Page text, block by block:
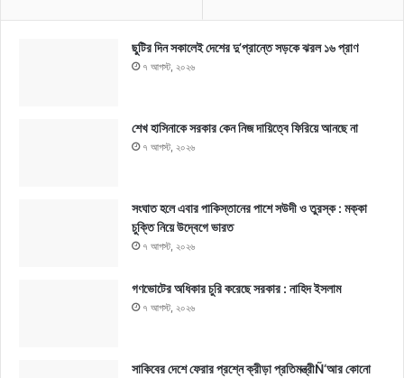
ছুটির দিন সকালেই দেশের দু’প্রান্তে সড়কে ঝরল ১৬ প্রাণ
৭ আগস্ট, ২০২৬
শেখ হাসিনাকে সরকার কেন নিজ দায়িত্বে ফিরিয়ে আনছে না
৭ আগস্ট, ২০২৬
সংঘাত হলে এবার পাকিস্তানের পাশে সউদী ও তুরস্ক : মক্কা
চুক্তি নিয়ে উদ্বেগে ভারত
৭ আগস্ট, ২০২৬
গণভোটের অধিকার চুরি করেছে সরকার : নাহিদ ইসলাম
৭ আগস্ট, ২০২৬
সাকিবের দেশে ফেরার প্রশ্নে ক্রীড়া প্রতিমন্ত্রীÑ‘আর কোনো